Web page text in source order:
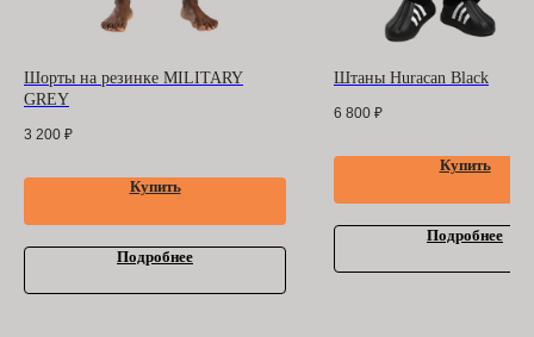
Шорты на резинке MILITARY
GREY
3 200 ₽
Купить
Подробнее
Штаны Huracan Black
6 800 ₽
Купить
Подробнее